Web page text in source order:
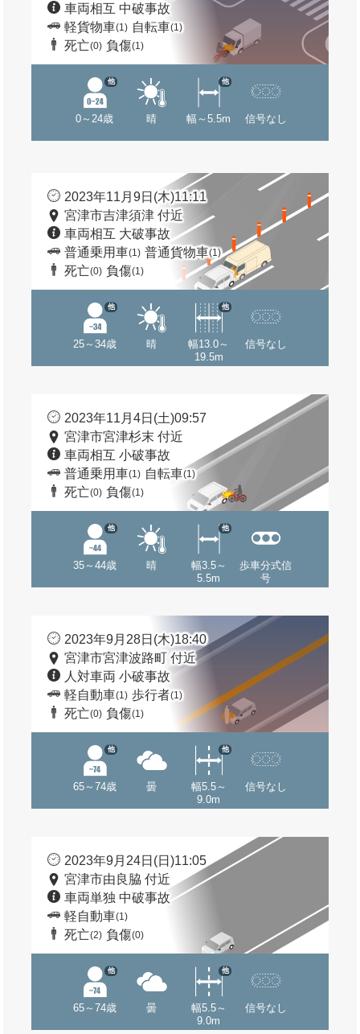
車両相互 中破事故
軽貨物車(1) 自転車(1)
死亡(0) 負傷(1)
0～24歳
他
晴 幅～5.5m
他
信号なし
2023年11月9日(木)11:11
宮津市吉津須津 付近
車両相互 大破事故
普通乗用車(1) 普通貨物車(1)
死亡(0) 負傷(1)
25～34歳
他
晴
幅13.0～
19.5m
他
信号なし
2023年11月4日(土)09:57
宮津市宮津杉末 付近
車両相互 小破事故
普通乗用車(1) 自転車(1)
死亡(0) 負傷(1)
35～44歳
他
晴
幅3.5～
5.5m
他
歩車分式信
号
2023年9月28日(木)18:40
宮津市宮津波路町 付近
人対車両 小破事故
軽自動車(1) 歩行者(1)
死亡(0) 負傷(1)
65～74歳
他
曇
幅5.5～
9.0m
他
信号なし
2023年9月24日(日)11:05
宮津市由良脇 付近
車両単独 中破事故
軽自動車(1)
死亡(2) 負傷(0)
65～74歳
他
曇
幅5.5～
9.0m
他
信号なし